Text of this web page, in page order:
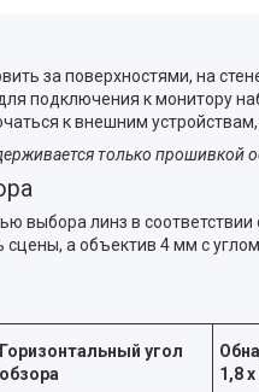
за поверхностями, на
подключения к монитору
к внешним
только прошивкой
выбора линз в
а объектив 4 мм с
Горизонтальный угол
обзора
1,8